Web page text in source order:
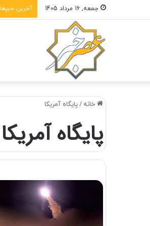
جمعه, 16 مرداد 1405 آخرین خبرها
خانه /پایگاه آمریکا
پایگاه آمریکا